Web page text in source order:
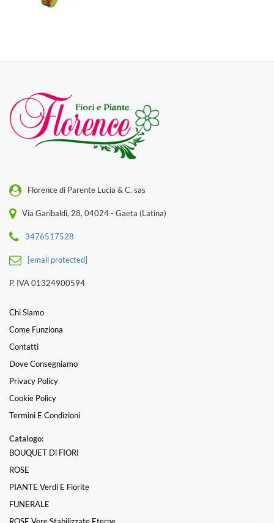
Florence di Parente Lucia & C. sas
Via Garibaldi, 28, 04024 - Gaeta (Latina)
3476517528
[email protected]
P. IVA 01324900594
Chi Siamo
Come Funziona
Contatti
Dove Consegniamo
Privacy Policy
Cookie Policy
Termini E Condizioni
Catalogo:
BOUQUET Di FIORI
ROSE
PIANTE Verdi E Fiorite
FUNERALE